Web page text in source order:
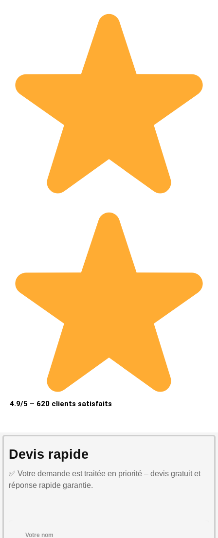
4.9/5 – 620 clients satisfaits
Devis rapide
✅ Votre demande est traitée en priorité – devis gratuit et
réponse rapide garantie.
Votre nom